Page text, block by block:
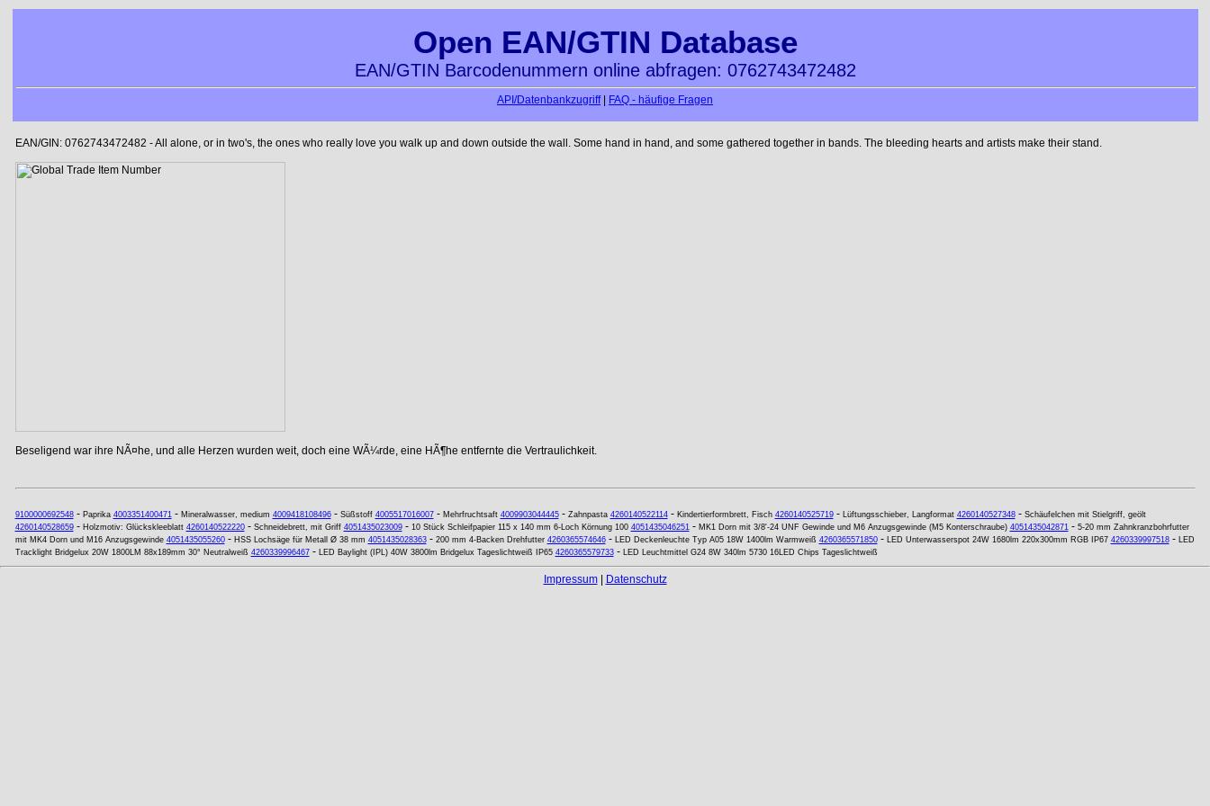
Open EAN/GTIN Database
EAN/GTIN Barcodenummern online abfragen: 0762743472482
API/Datenbankzugriff| FAQ - häufige Fragen
EAN/GIN: 0762743472482 - All alone, or in two's, the ones who really love you walk up and down outside the wall. Some hand in hand, and some gathered together in bands. The bleeding hearts and artists make their stand.
Beseligend war ihre NÃ¤he, und alle Herzen wurden weit, doch eine WÃ¼rde, eine HÃ¶he entfernte die Vertraulichkeit.
9100000692548- Paprika 4003351400471- Mineralwasser, medium 4009418108496- Süßstoff 4005517016007- Mehrfruchtsaft 4009903044445- Zahnpasta 4260140522114- Kindertierformbrett, Fisch 4260140525719- Lüftungsschieber, Langformat 4260140527348- Schäufelchen mit Stielgriff, geölt
4260140528659- Holzmotiv: Glückskleeblatt 4260140522220- Schneidebrett, mit Griff 4051435023009- 10 Stück Schleifpapier 115 x 140 mm 6-Loch Körnung 100 4051435046251- MK1 Dorn mit 3/8'-24 UNF Gewinde und M6 Anzugsgewinde (M5 Konterschraube) 4051435042871- 5-20 mm Zahnkranzbohrfutter
mit MK4 Dorn und M16 Anzugsgewinde 4051435055260- HSS Lochsäge für Metall Ø 38 mm 4051435028363- 200 mm 4-Backen Drehfutter 4260365574646- LED Deckenleuchte Typ A05 18W 1400lm Warmweiß 4260365571850- LED Unterwasserspot 24W 1680lm 220x300mm RGB IP67 4260339997518- LED
Tracklight Bridgelux 20W 1800LM 88x189mm 30° Neutralweiß 4260339996467- LED Baylight (IPL) 40W 3800lm Bridgelux Tageslichtweiß IP65 4260365579733- LED Leuchtmittel G24 8W 340lm 5730 16LED Chips Tageslichtweiß
Impressum| Datenschutz